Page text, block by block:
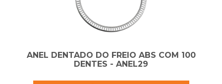
ANEL DENTADO DO FREIO ABS COM 100
DENTES - ANEL29